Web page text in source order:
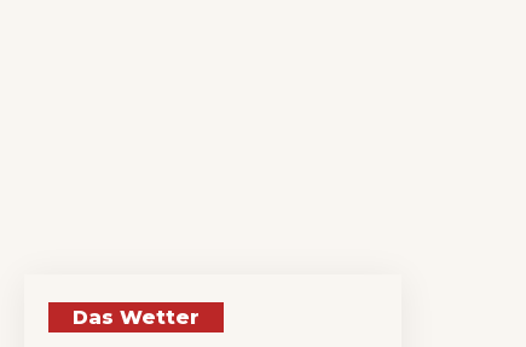
Das Wetter